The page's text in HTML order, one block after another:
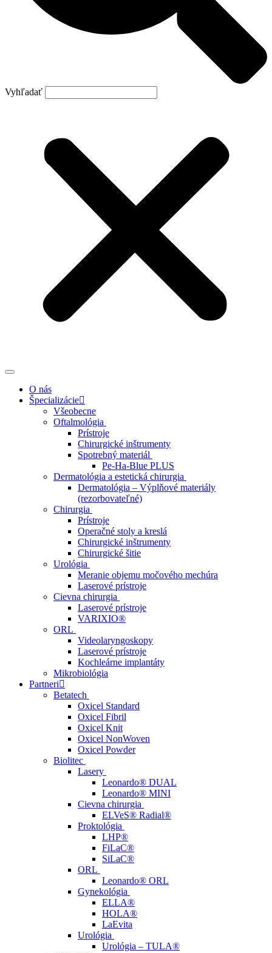
Vyhľadať
O nás
Špecializácie
Všeobecne
Oftalmológia
Prístroje
Chirurgické inštrumenty
Spotrebný materiál
Pe-Ha-Blue PLUS
Dermatológia a estetická chirurgia
Dermatológia – Výplňové materiály
(rezorbovateľné)
Chirurgia
Prístroje
Operačné stoly a kreslá
Chirurgické inštrumenty
Chirurgické šitie
Urológia
Meranie objemu močového mechúra
Laserové prístroje
Cievna chirurgia
Laserové prístroje
VARIXIO®
ORL
Videolaryngoskopy
Laserové prístroje
Kochleárne implantáty
Mikrobiológia
Partneri
Betatech
Oxicel Standard
Oxicel Fibril
Oxicel Knit
Oxicel NonWoven
Oxicel Powder
Biolitec
Lasery
Leonardo® DUAL
Leonardo® MINI
Cievna chirurgia
ELVeS® Radial®
Proktológia
LHP®
FiLaC®
SiLaC®
ORL
Leonardo® ORL
Gynekológia
ELLA®
HOLA®
LaEvita
Urológia
Urológia – TULA®